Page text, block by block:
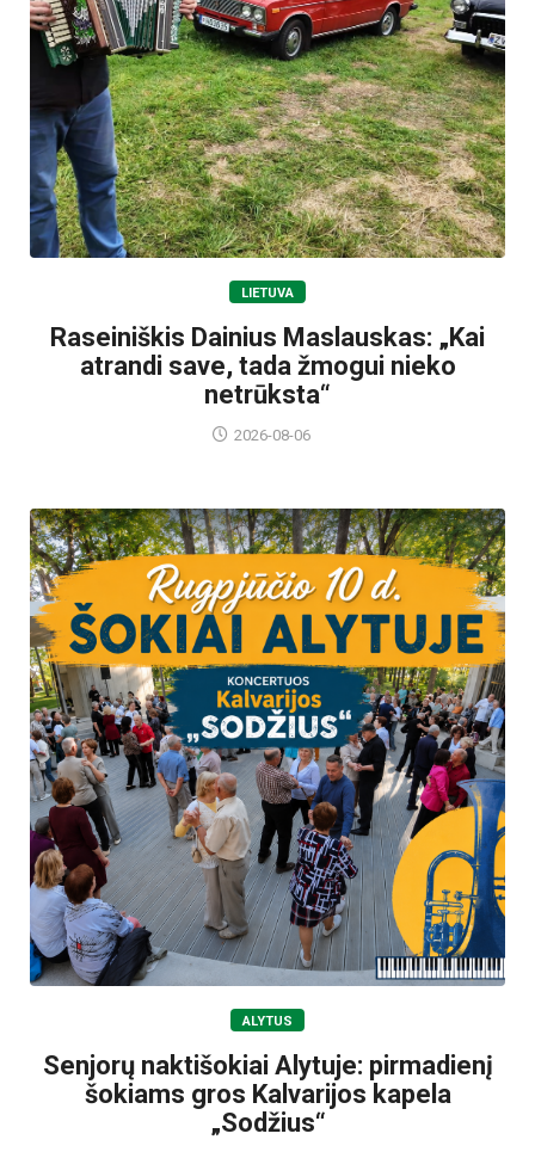
LIETUVA
Raseiniškis Dainius Maslauskas: „Kai
atrandi save, tada žmogui nieko
netrūksta“
2026-08-06
ALYTUS
Senjorų naktišokiai Alytuje: pirmadienį
šokiams gros Kalvarijos kapela
„Sodžius“